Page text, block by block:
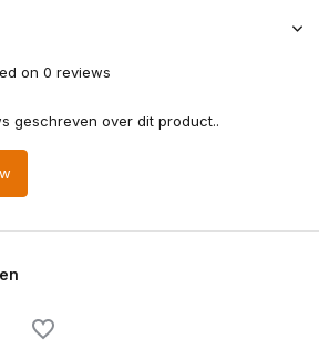
on 0 reviews
geschreven over dit product..